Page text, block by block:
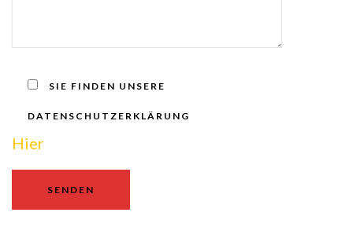
SIE FINDEN UNSERE
DATENSCHUTZERKLÄRUNG
Hier